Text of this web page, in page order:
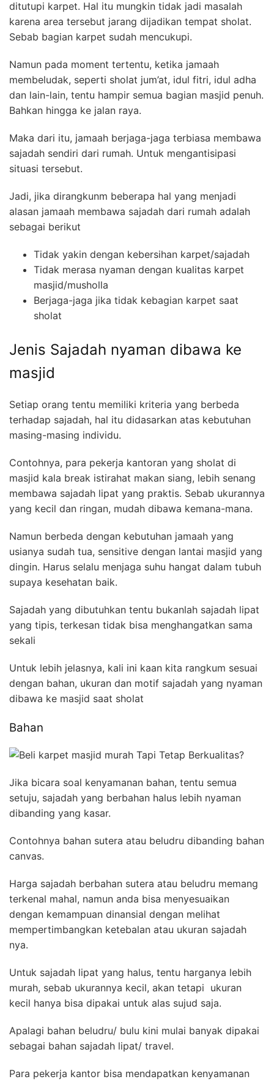
ditutupi karpet. Hal itu mungkin tidak jadi masalah
karena area tersebut jarang dijadikan tempat sholat.
Sebab bagian karpet sudah mencukupi.
Namun pada moment tertentu, ketika jamaah
membeludak, seperti sholat jum’at, idul fitri, idul adha
dan lain-lain, tentu hampir semua bagian masjid penuh.
Bahkan hingga ke jalan raya.
Maka dari itu, jamaah berjaga-jaga terbiasa membawa
sajadah sendiri dari rumah. Untuk mengantisipasi
situasi tersebut.
Jadi, jika dirangkunm beberapa hal yang menjadi
alasan jamaah membawa sajadah dari rumah adalah
sebagai berikut
Tidak yakin dengan kebersihan karpet/sajadah
Tidak merasa nyaman dengan kualitas karpet
masjid/musholla
Berjaga-jaga jika tidak kebagian karpet saat
sholat
Jenis Sajadah nyaman dibawa ke
masjid
Setiap orang tentu memiliki kriteria yang berbeda
terhadap sajadah, hal itu didasarkan atas kebutuhan
masing-masing individu.
Contohnya, para pekerja kantoran yang sholat di
masjid kala break istirahat makan siang, lebih senang
membawa sajadah lipat yang praktis. Sebab ukurannya
yang kecil dan ringan, mudah dibawa kemana-mana.
Namun berbeda dengan kebutuhan jamaah yang
usianya sudah tua, sensitive dengan lantai masjid yang
dingin. Harus selalu menjaga suhu hangat dalam tubuh
supaya kesehatan baik.
Sajadah yang dibutuhkan tentu bukanlah sajadah lipat
yang tipis, terkesan tidak bisa menghangatkan sama
sekali
Untuk lebih jelasnya, kali ini kaan kita rangkum sesuai
dengan bahan, ukuran dan motif sajadah yang nyaman
dibawa ke masjid saat sholat
Bahan
Jika bicara soal kenyamanan bahan, tentu semua
setuju, sajadah yang berbahan halus lebih nyaman
dibanding yang kasar.
Contohnya bahan sutera atau beludru dibanding bahan
canvas.
Harga sajadah berbahan sutera atau beludru memang
terkenal mahal, namun anda bisa menyesuaikan
dengan kemampuan dinansial dengan melihat
mempertimbangkan ketebalan atau ukuran sajadah
nya.
Untuk sajadah lipat yang halus, tentu harganya lebih
murah, sebab ukurannya kecil, akan tetapi ukuran
kecil hanya bisa dipakai untuk alas sujud saja.
Apalagi bahan beludru/ bulu kini mulai banyak dipakai
sebagai bahan sajadah lipat/ travel.
Para pekerja kantor bisa mendapatkan kenyamanan